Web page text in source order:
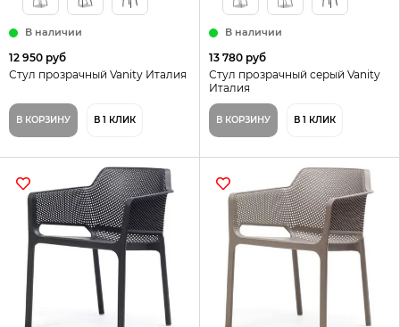
В наличии
12 950 руб
Стул прозрачный Vanity Италия
В КОРЗИНУ В 1 КЛИК
В наличии
13 780 руб
Стул прозрачный серый Vanity
Италия
В КОРЗИНУ В 1 КЛИК